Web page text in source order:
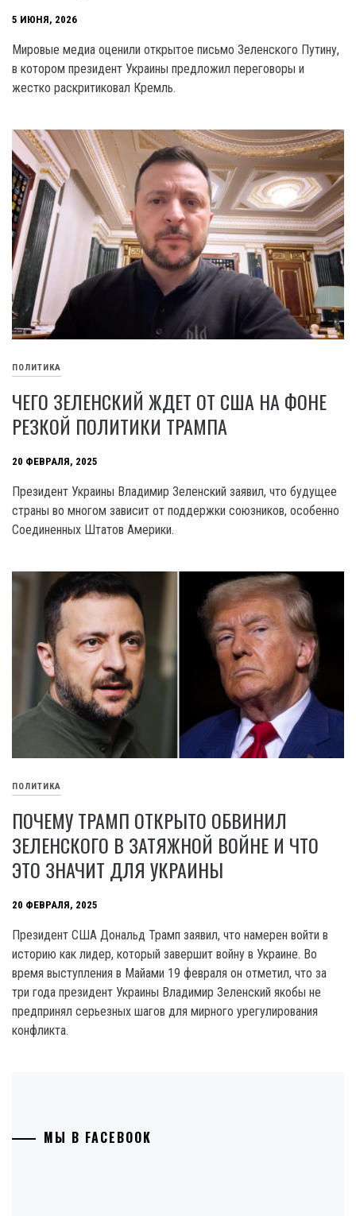
5 ИЮНЯ, 2026
Мировые медиа оценили открытое письмо Зеленского Путину,
в котором президент Украины предложил переговоры и
жестко раскритиковал Кремль.
ПОЛИТИКА
ЧЕГО ЗЕЛЕНСКИЙ ЖДЕТ ОТ США НА ФОНЕ
РЕЗКОЙ ПОЛИТИКИ ТРАМПА
20 ФЕВРАЛЯ, 2025
Президент Украины Владимир Зеленский заявил, что будущее
страны во многом зависит от поддержки союзников, особенно
Соединенных Штатов Америки.
ПОЛИТИКА
ПОЧЕМУ ТРАМП ОТКРЫТО ОБВИНИЛ
ЗЕЛЕНСКОГО В ЗАТЯЖНОЙ ВОЙНЕ И ЧТО
ЭТО ЗНАЧИТ ДЛЯ УКРАИНЫ
20 ФЕВРАЛЯ, 2025
Президент США Дональд Трамп заявил, что намерен войти в
историю как лидер, который завершит войну в Украине. Во
время выступления в Майами 19 февраля он отметил, что за
три года президент Украины Владимир Зеленский якобы не
предпринял серьезных шагов для мирного урегулирования
конфликта.
МЫ В FACEBOOK